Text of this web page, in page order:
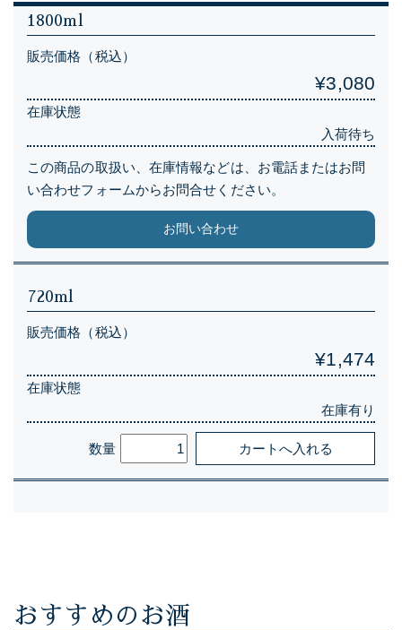
1800ml
販売価格（税込）
¥3,080
在庫状態
入荷待ち
この商品の取扱い、在庫情報などは、お電話またはお問
い合わせフォームからお問合せください。
お問い合わせ
720ml
販売価格（税込）
¥1,474
在庫状態
在庫有り
数量
おすすめのお酒